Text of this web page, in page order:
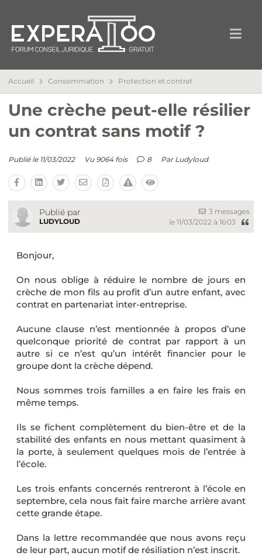
Accueil Consommation Protection et contrat
Une crèche peut-elle résilier
un contrat sans motif ?
Publié le 11/03/2022 Vu 9064 fois 8 Par Ludyloud
Publié par
LUDYLOUD
3 messages
le 11/03/2022 à 16:03
Bonjour,
On nous oblige à réduire le nombre de jours en
crèche de mon fils au profit d’un autre enfant, avec
contrat en partenariat inter-entreprise.
Aucune clause n’est mentionnée à propos d’une
quelconque priorité de contrat par rapport à un
autre si ce n’est qu’un intérêt financier pour le
groupe dont la crèche dépend.
Nous sommes trois familles a en faire les frais en
même temps.
Ils se fichent complètement du bien-être et de la
stabilité des enfants en nous mettant quasiment à
la porte, à seulement quelques mois de l’entrée à
l’école.
Les trois enfants concernés rentreront à l’école en
septembre, cela nous fait faire marche arrière avant
cette grande étape.
Dans la lettre recommandée que nous avons reçu
de leur part, aucun motif de résiliation n’est inscrit.